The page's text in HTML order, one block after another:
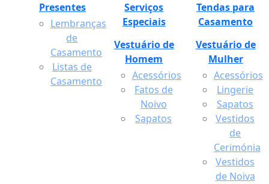
Presentes
Lembranças
de
Casamento
Listas de
Casamento
Serviços
Especiais
Tendas para
Casamento
Vestuário de
Homem
Acessórios
Fatos de
Noivo
Sapatos
Vestuário de
Mulher
Acessórios
Lingerie
Sapatos
Vestidos
de
Cerimónia
Vestidos
de Noiva